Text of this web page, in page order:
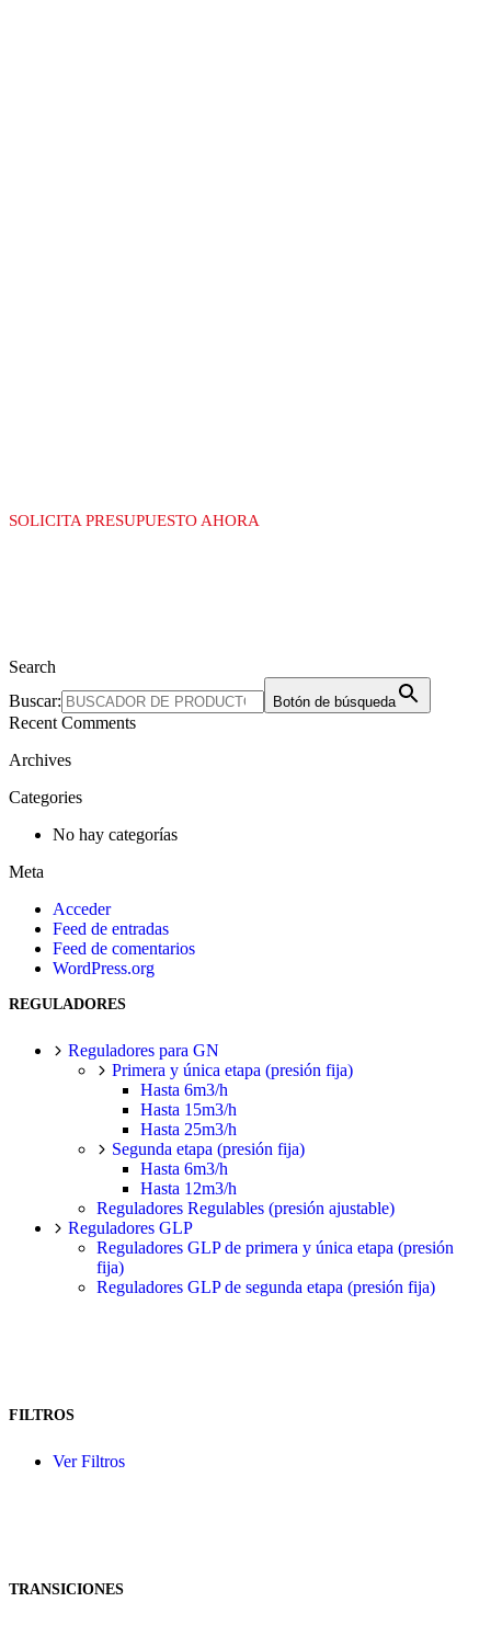
SOLICITA PRESUPUESTO AHORA
Search
Buscar:
Botón de búsqueda
Recent Comments
Archives
Categories
No hay categorías
Meta
Acceder
Feed de entradas
Feed de comentarios
WordPress.org
REGULADORES
Reguladores para GN
Primera y única etapa (presión fija)
Hasta 6m3/h
Hasta 15m3/h
Hasta 25m3/h
Segunda etapa (presión fija)
Hasta 6m3/h
Hasta 12m3/h
Reguladores Regulables (presión ajustable)
Reguladores GLP
Reguladores GLP de primera y única etapa (presión
fija)
Reguladores GLP de segunda etapa (presión fija)
FILTROS
Ver Filtros
TRANSICIONES